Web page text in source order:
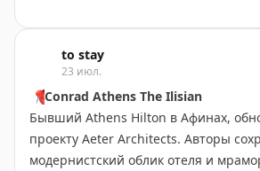
Забронировать
to stay
23 июл.
📍Conrad Athens The Ilisian
Бывший Athens Hilton в Афинах,
проекту Aeter Architects. Авторы
модернистский облик отеля и